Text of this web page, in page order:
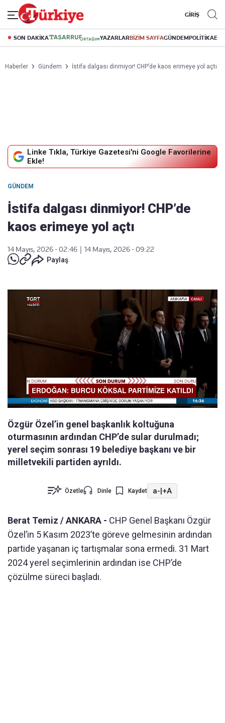
GİRİŞ
SON DAKİKA YAZARLARBİZİM SAYFAGÜNDEMPOLİTİKA
Haberler Gündem İstifa dalgası dinmiyor! CHP’de kaos erimeye yol açtı
Linke Tıkla, Türkiye Gazetesi'ni Google Favorilerine
Ekle!
GÜNDEM
İstifa dalgası dinmiyor! CHP’de
kaos erimeye yol açtı
14 Mayıs, 2026 - 02:46
14 Mayıs, 2026 - 09:22
Paylaş
Özgür Özel’in genel başkanlık koltuğuna
oturmasının ardından CHP’de sular durulmadı;
yerel seçim sonrası 19 belediye başkanı ve bir
milletvekili partiden ayrıldı.
Özetle Dinle Kaydet a-|+A
Berat Temiz / ANKARA - CHP Genel Başkanı Özgür
Özel’in 5 Kasım 2023’te göreve gelmesinin ardından
partide yaşanan iç tartışmalar sona ermedi. 31 Mart
2024 yerel seçimlerinin ardından ise CHP’de
çözülme süreci başladı.